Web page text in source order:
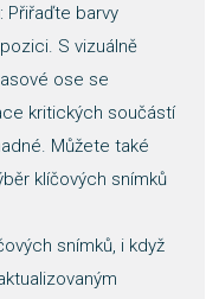
: Přiřaďte barvy
S vizuálně
ose se
kritických součástí
Můžete také
klíčových snímků
snímků, i když